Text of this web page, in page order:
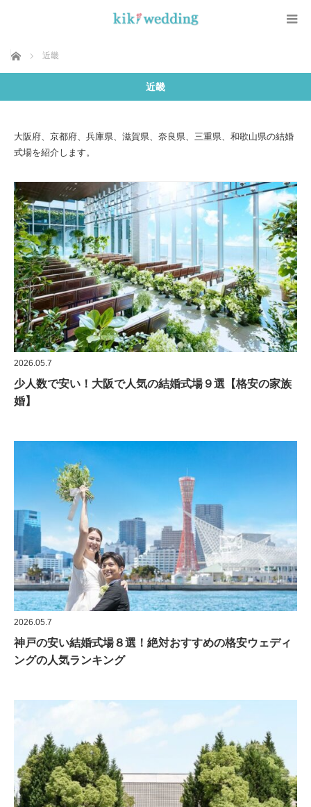
ホーム 近畿
近畿
大阪府、京都府、兵庫県、滋賀県、奈良県、三重県、和歌山県の結婚
式場を紹介します。
2026.05.7
少人数で安い！大阪で人気の結婚式場９選【格安の家族
婚】
2026.05.7
神戸の安い結婚式場８選！絶対おすすめの格安ウェディ
ングの人気ランキング